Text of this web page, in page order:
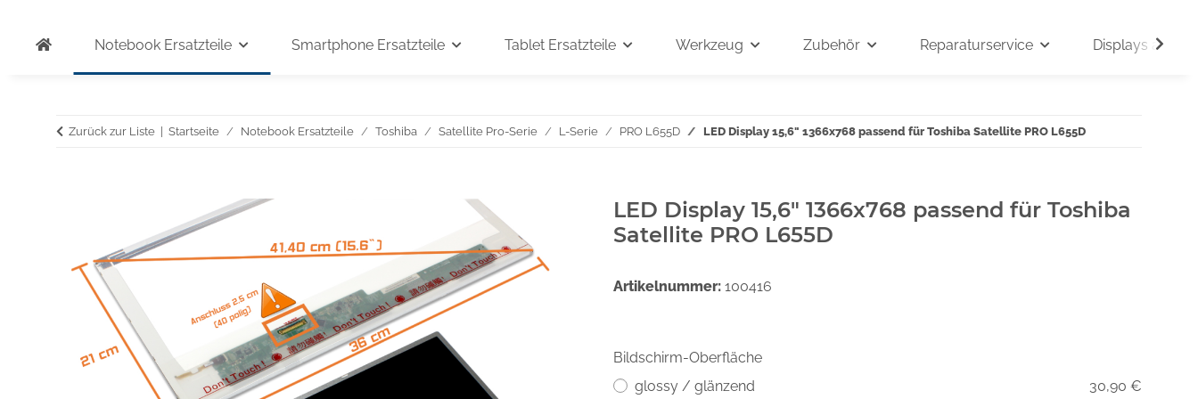
Notebook Ersatzteile Smartphone Ersatzteile Tablet Ersatzteile Werkzeug Zubehör Reparaturservice Displays auf
Zurück zur Liste Startseite Notebook Ersatzteile Toshiba Satellite Pro-Serie L-Serie PRO L655D LED Display 15,6" 1366x768 passend für Toshiba Satellite PRO L655D
LED Display 15,6" 1366x768 passend für Toshiba
Satellite PRO L655D
Artikelnummer: 100416
Bildschirm-Oberfläche
glossy / glänzend
30,90 €